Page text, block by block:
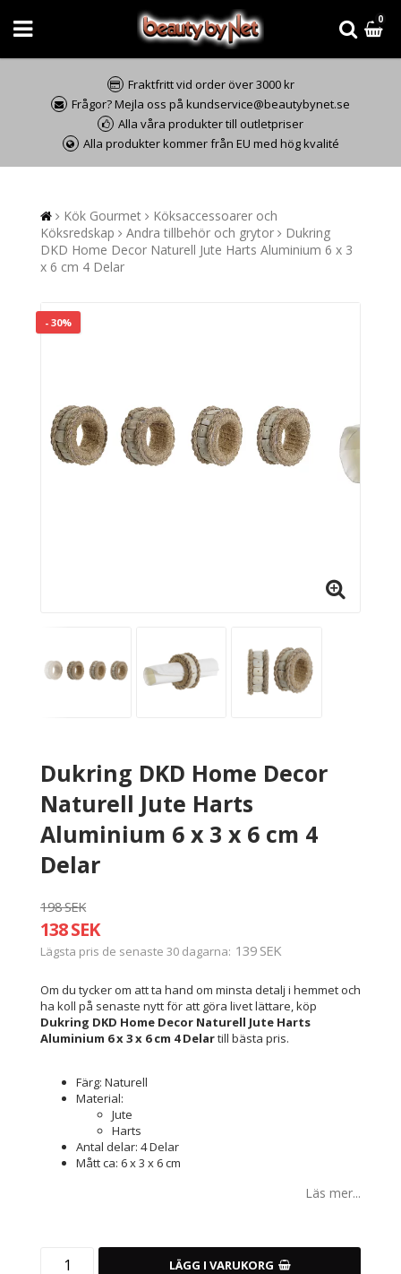
0
Fraktfritt vid order över 3000 kr
Frågor? Mejla oss på kundservice@beautybynet.se
Alla våra produkter till outletpriser
Alla produkter kommer från EU med hög kvalité
Kök Gourmet
Köksaccessoarer och
Köksredskap
Andra tillbehör och grytor
Dukring
DKD Home Decor Naturell Jute Harts Aluminium 6 x 3
x 6 cm 4 Delar
- 30%
Dukring DKD Home Decor
Naturell Jute Harts
Aluminium 6 x 3 x 6 cm 4
Delar
198 SEK
138 SEK
Lägsta pris de senaste 30 dagarna 139 SEK
Om du tycker om att ta hand om minsta detalj i hemmet och
ha koll på senaste nytt för att göra livet lättare, köp
Dukring DKD Home Decor Naturell Jute Harts
Aluminium 6 x 3 x 6 cm 4 Delartill bästa pris.
Färg: Naturell
Material:
Jute
Harts
Antal delar: 4 Delar
Mått ca: 6 x 3 x 6 cm
Läs mer...
LÄGG I VARUKORG